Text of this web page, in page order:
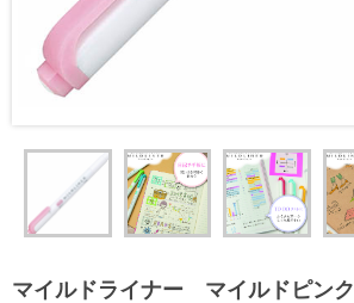
マイルドライナー マイルドピンク